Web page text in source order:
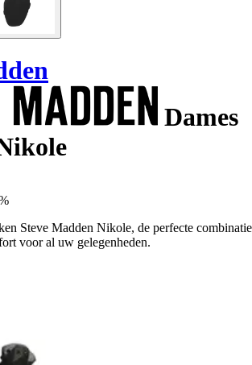
Dames
Steve Madden Nikole, de perfecte combinatie
voor al uw gelegenheden.